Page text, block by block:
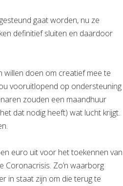
gaat worden, nu ze
definitief sluiten en daardoor
willen doen om creatief mee te
vooruitlopend op ondersteuning
zouden een maandhuur
dat nodig heeft) wat lucht krijgt.
euro uit voor het toekennen van
Coronacrisis. Zo’n waarborg
in staat zijn om die terug te